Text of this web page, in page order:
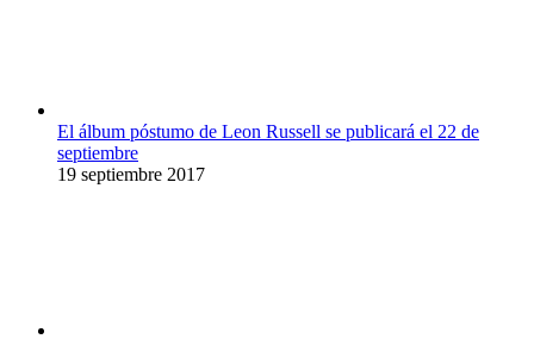
El álbum póstumo de Leon Russell se publicará el 22 de
septiembre
19 septiembre 2017